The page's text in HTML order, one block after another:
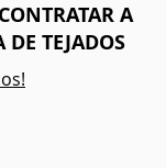
A
DE TEJADOS